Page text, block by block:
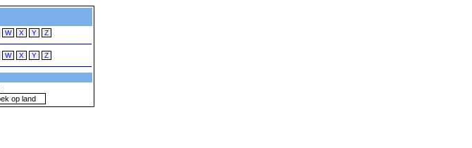
W X Y Z
W X Y Z